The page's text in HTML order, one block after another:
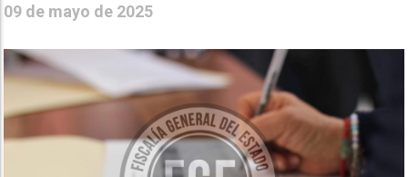
09 de mayo de 2025